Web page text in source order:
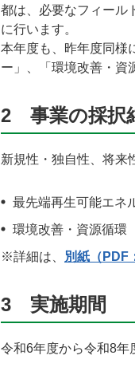
都は、必要なフィール
に行います。
本年度も、昨年度同様
ー」、「環境改善・資
2 事業の採択
新規性・独自性、将来
最先端再生可能エ
環境改善・資源循
※詳細は、
別紙（PDF
3 実施期間
令和6年度から令和8年